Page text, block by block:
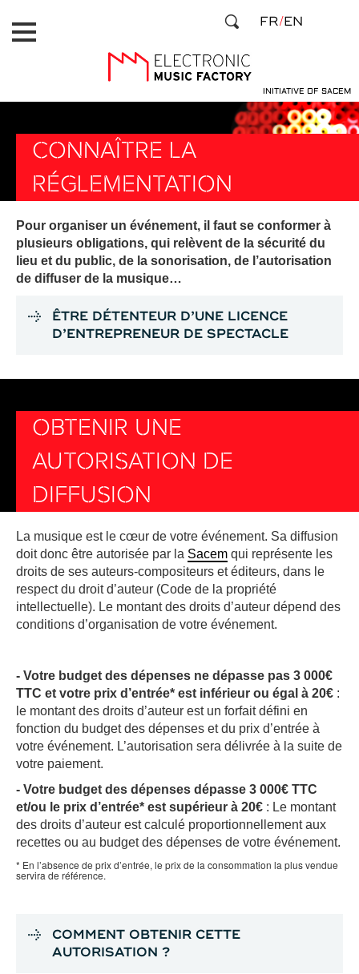
au
contenu
INITIATIVE OF SACEM
FR EN
CONNAÎTRE LA
RÉGLEMENTATION
Pour organiser un événement, il faut se conformer à
plusieurs obligations, qui relèvent de la sécurité du
lieu et du public, de la sonorisation, de l’autorisation
de diffuser de la musique…
ÊTRE DÉTENTEUR D’UNE LICENCE
D’ENTREPRENEUR DE SPECTACLE
OBTENIR UNE
AUTORISATION DE
DIFFUSION
La musique est le cœur de votre événement. Sa diffusion
doit donc être autorisée par la Sacem qui représente les
droits de ses auteurs-compositeurs et éditeurs, dans le
respect du droit d’auteur (Code de la propriété
intellectuelle). Le montant des droits d’auteur dépend des
conditions d’organisation de votre événement.
- Votre budget des dépenses ne dépasse pas 3 000€
TTC et votre prix d’entrée* est inférieur ou égal à 20€ :
le montant des droits d’auteur est un forfait défini en
fonction du budget des dépenses et du prix d’entrée à
votre événement. L’autorisation sera délivrée à la suite de
votre paiement.
- Votre budget des dépenses dépasse 3 000€ TTC
et/ou le prix d’entrée* est supérieur à 20€ : Le montant
des droits d’auteur est calculé proportionnellement aux
recettes ou au budget des dépenses de votre événement.
* En l’absence de prix d’entrée, le prix de la consommation la plus vendue
servira de référence.
COMMENT OBTENIR CETTE
AUTORISATION ?